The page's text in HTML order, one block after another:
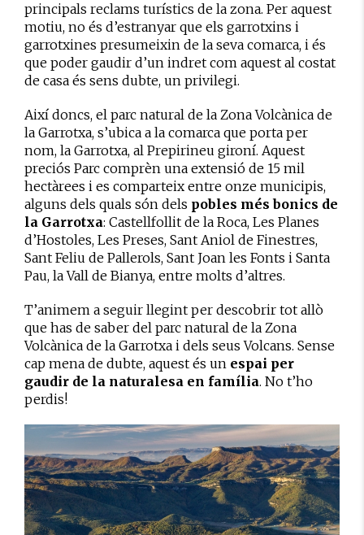
principals reclams turístics de la zona. Per aquest
motiu, no és d’estranyar que els garrotxins i
garrotxines presumeixin de la seva comarca, i és
que poder gaudir d’un indret com aquest al costat
de casa és sens dubte, un privilegi.
Així doncs, el parc natural de la Zona Volcànica de
la Garrotxa, s’ubica a la comarca que porta per
nom, la Garrotxa, al Prepirineu gironí. Aquest
preciós Parc comprèn una extensió de 15 mil
hectàrees i es comparteix entre onze municipis,
alguns dels quals són dels pobles més bonics de
la Garrotxa: Castellfollit de la Roca, Les Planes
d’Hostoles, Les Preses, Sant Aniol de Finestres,
Sant Feliu de Pallerols, Sant Joan les Fonts i Santa
Pau, la Vall de Bianya, entre molts d’altres.
T’animem a seguir llegint per descobrir tot allò
que has de saber del parc natural de la Zona
Volcànica de la Garrotxa i dels seus Volcans. Sense
cap mena de dubte, aquest és un espai per
gaudir de la naturalesa en família. No t’ho
perdis!